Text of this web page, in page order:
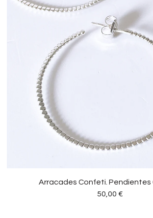
Arracades Confeti. Pendientes
50,00 €